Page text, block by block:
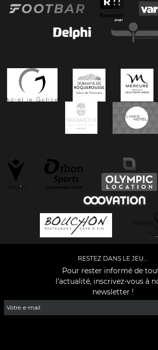
RESTEZ DANS LE JEU...
Pour rester informé de
l'actualité, inscrivez-vous à
newsletter !